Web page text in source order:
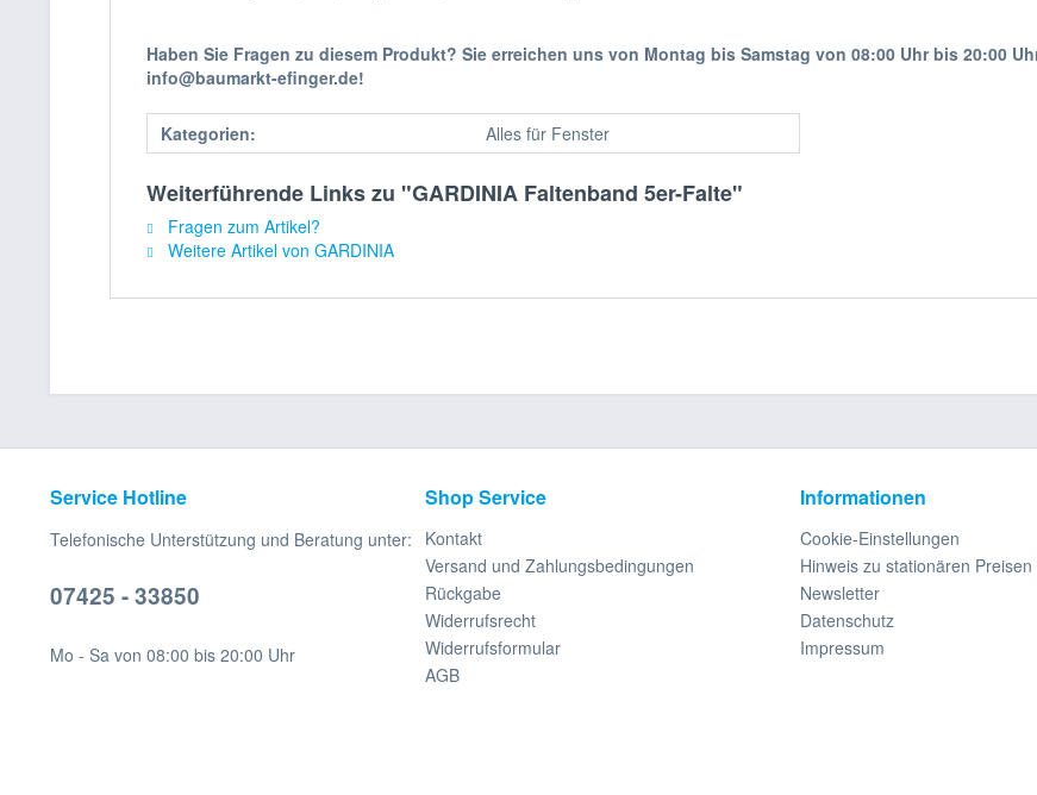
Haben Sie Fragen zu diesem Produkt? Sie erreichen uns von Montag bis Samstag von 08:00 Uhr bis 20:00
info@baumarkt-efinger.de!
Kategorien: Alles für Fenster
Weiterführende Links zu "GARDINIA Faltenband 5er-Falte"
Fragen zum Artikel?
Weitere Artikel von GARDINIA
Service Hotline
Telefonische Unterstützung und Beratung unter:
07425 - 33850
Mo - Sa von 08:00 bis 20:00 Uhr
Shop Service
Kontakt
Versand und Zahlungsbedingungen
Rückgabe
Widerrufsrecht
Widerrufsformular
AGB
Informationen
Cookie-Einstellungen
Hinweis zu stationären Preisen
Newsletter
Datenschutz
Impressum